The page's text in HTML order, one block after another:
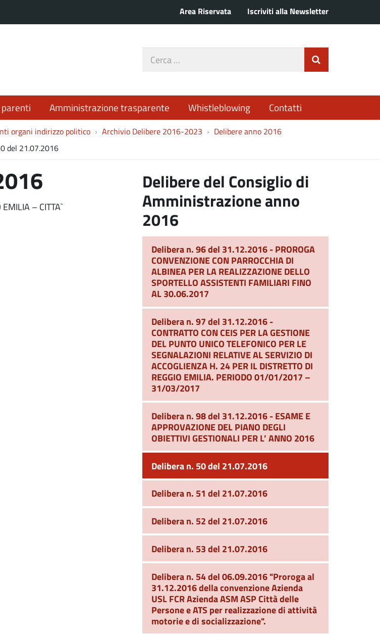
Area Riservata Iscriviti alla Newsletter
Cerca
Amministrazione trasparente Whistleblowing Contatti
organi indirizzo politico Archivio Delibere 2016-2023
Delibere anno 2016
del 21.07.2016
EMILIA – CITTA`
Delibere del Consiglio di
Amministrazione anno
2016
Delibera n. 96 del 31.12.2016 - PROROGA
CONVENZIONE CON PARROCCHIA DI
ALBINEA PER LA REALIZZAZIONE DELLO
SPORTELLO ASSISTENTI FAMILIARI FINO
AL 30.06.2017
Delibera n. 97 del 31.12.2016 -
CONTRATTO CON CEIS PER LA GESTIONE
DEL PUNTO UNICO TELEFONICO PER LE
SEGNALAZIONI RELATIVE AL SERVIZIO DI
ACCOGLIENZA H. 24 PER IL DISTRETTO DI
REGGIO EMILIA. PERIODO 01/01/2017 –
31/03/2017
Delibera n. 98 del 31.12.2016 - ESAME E
APPROVAZIONE DEL PIANO DEGLI
OBIETTIVI GESTIONALI PER L’ ANNO 2016
Delibera n. 50 del 21.07.2016
Delibera n. 51 del 21.07.2016
Delibera n. 52 del 21.07.2016
Delibera n. 53 del 21.07.2016
Delibera n. 54 del 06.09.2016 "Proroga al
31.12.2016 della convenzione Azienda
USL FCR Azienda ASM ASP Città delle
Persone e ATS per realizzazione di attività
motorie e di socializzazione".